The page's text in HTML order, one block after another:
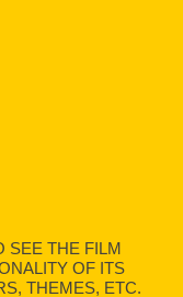
SEE THE FILM
OF ITS
THEMES, ETC.